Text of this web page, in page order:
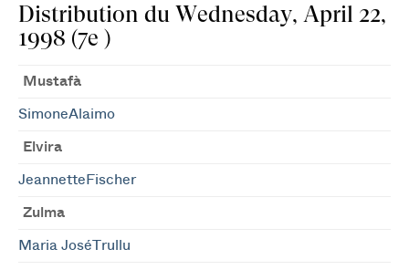
Distribution du Wednesday, April 22,
1998 (7e )
Mustafà
SimoneAlaimo
Elvira
JeannetteFischer
Zulma
Maria JoséTrullu